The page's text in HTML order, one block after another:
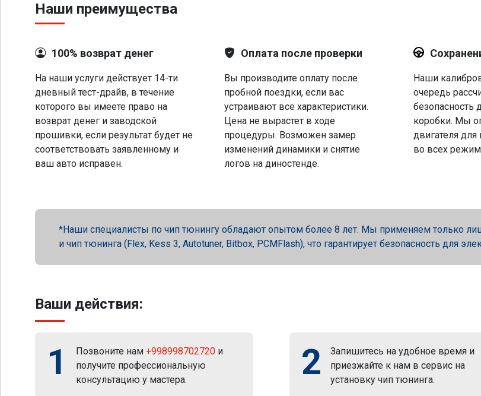
Наши преимущества
100% возврат денег
На наши услуги действует 14-ти
дневный тест-драйв, в течение
которого вы имеете право на
возврат денег и заводской
прошивки, если результат будет не
соответствовать заявленному и
ваш авто исправен.
Оплата после проверки
Вы производите оплату после
пробной поездки, если вас
устраивают все характеристики.
Цена не вырастет в ходе
процедуры. Возможен замер
изменений динамики и снятие
логов на диностенде.
Наши
очередь
безопасность
коробки. Мы
двигателя
во всех
Наши специалисты по чип тюнингу обладают опытом более 8 лет. Мы применяем только
и чип тюнинга (Flex, Kess 3, Autotuner, Bitbox, PCMFlash), что гарантирует безопасность для
Ваши действия:
1 Позвоните нам +998998702720 и
получите профессиональную
консультацию у мастера.
2
Запишитесь на удобное время и
приезжайте к нам в сервис на
установку чип тюнинга.